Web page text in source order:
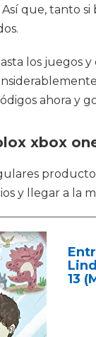
que, tanto
los
ahora y
xbox
y llegar a la
13